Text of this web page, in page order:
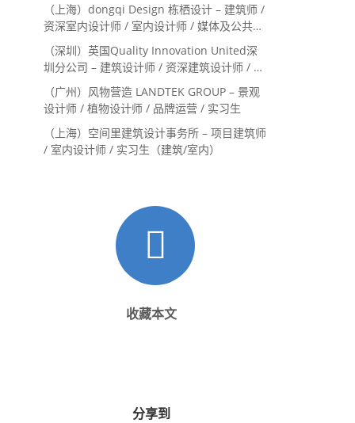
（上海）dongqi Design 栋栖设计 – 建筑师 /
资深室内设计师 / 室内设计师 / 媒体及公共关
系主管 / 设计实习生（常年招聘）
（深圳）英国Quality Innovation United深
圳分公司 – 建筑设计师 / 资深建筑设计师 / 室
内设计师 / 设计实习生
（广州）风物营造 LANDTEK GROUP – 景观
设计师 / 植物设计师 / 品牌运营 / 实习生
（上海）空间里建筑设计事务所 – 项目建筑师
/ 室内设计师 / 实习生（建筑/室内）
收藏本文
分享到